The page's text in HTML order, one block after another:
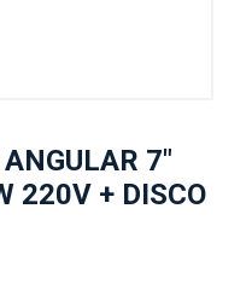
7"
220V + DISCO